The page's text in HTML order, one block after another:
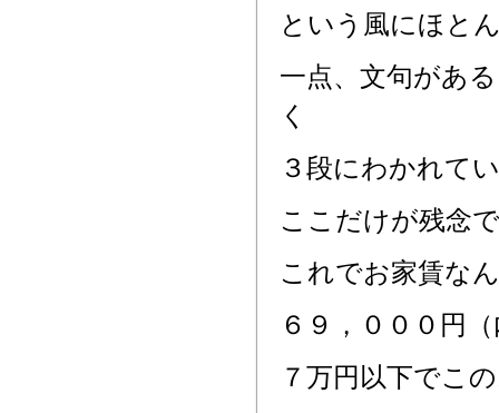
という風にほと
一点、文句があ
く
３段にわかれて
ここだけが残念
これでお家賃な
６９，０００円
７万円以下でこ